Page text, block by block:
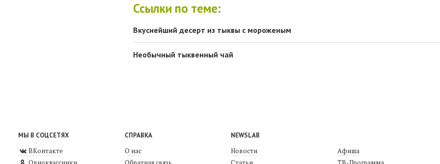
Ссылки по теме:
Вкуснейший десерт из тыквы с мороженым
Необычный тыквенный чай
МЫ В СОЦСЕТЯХ
ВКонтакте
СПРАВКА
О нас
NEWSLAB
Новости
Афиша